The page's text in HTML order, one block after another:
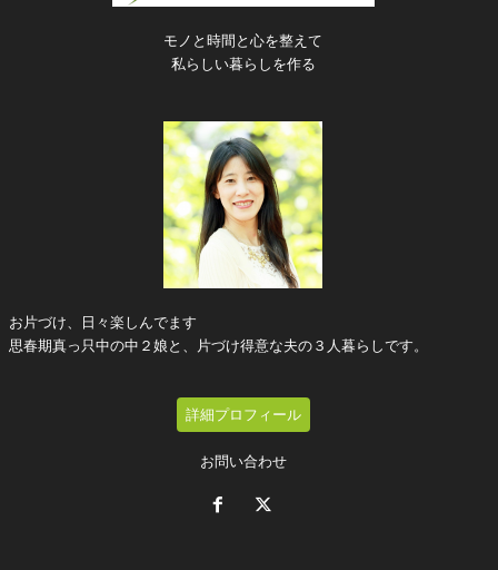
モノと時間と心を整えて
私らしい暮らしを作る
お片づけ、日々楽しんでます
思春期真っ只中の中２娘と、片づけ得意な夫の３人暮らしです。
詳細プロフィール
お問い合わせ